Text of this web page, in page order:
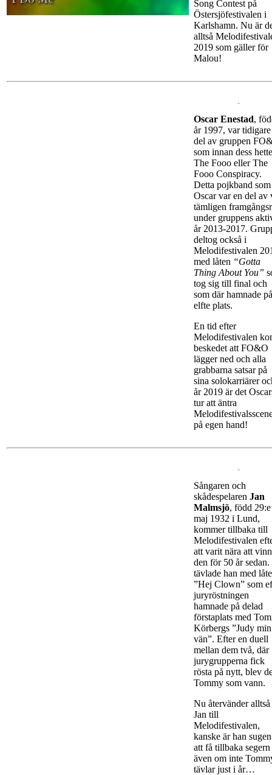
Song Contest på
Östersjöfestivalen i
Karlshamn. Nu är
alltså
2019 som gäller för
Malou!
Oscar Enestad,
år 1997, var
del av gruppen
som innan dess hette
The Fooo eller The
Fooo Conspiracy.
Detta pojkband som
Oscar var en del av
tämligen
under gruppens
år 2013-2017.
deltog också i
Melodifestivalen
med låten “Gotta
Thing About You”
tog sig till final och
som där hamnade på
elfte plats.
En tid efter
Melodifestivalen
beskedet att FO&O
lägger ned och alla
grabbarna satsar på
sina solokarriärer
år 2019 är det
tur att äntra
på egen hand!
Sångaren och
skådespelaren Jan
Malmsjö, född 29:e
maj 1932 i Lund,
kommer tillbaka till
Melodifestivalen
att varit nära att
den för 50 år
tävlade han med
”Hej Clown” som
juryröstningen
hamnade på delad
förstaplats med
Körbergs ”Judy min
vän”. Efter en duell
mellan dem två, där
jurygrupperna fick
rösta på nytt, blev
Tommy som vann.
Nu återvänder alltså
Jan till
Melodifestivalen,
kanske är han
att få tillbaka segern
även om inte
tävlar just i år…